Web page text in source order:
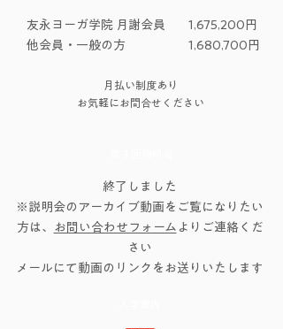
友永ヨーガ学院 月謝会員
他会員・一般の方
1,675,200円
​1,680,700円
月払い制度あり
お気軽にお問合せください
終了しました
​※説明会のアーカイブ動画をご覧になりたい
方は、
お問い合わせフォーム よりご連絡くだ
さい
​メールにて動画のリンクをお送りいたします